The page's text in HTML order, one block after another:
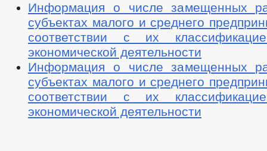
Информация о числе замещенных
субъектах малого и среднего
соответствии с их
экономической деятельности
Информация о числе замещенных
субъектах малого и среднего
соответствии с их
экономической деятельности